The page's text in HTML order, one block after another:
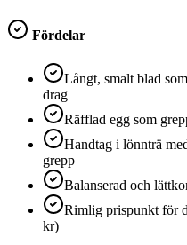
Fördelar
Långt, smalt blad
drag
Räfflad egg som
Handtag i lönnträ
grepp
Balanserad och
Rimlig prispunkt för
kr)